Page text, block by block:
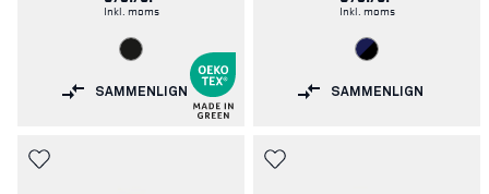
Inkl. moms
SAMMENLIGN
Inkl. moms
SAMMENLIGN